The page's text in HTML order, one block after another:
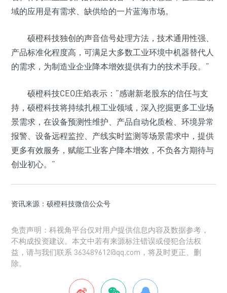
域的应用是有需求、缺供给的一片蓝海市场。
硕橙科技独创的声音信号处理方法，技术通用性强、
产品标准化程度高，可满足大多数工业环境中机器替代人
的需求，为制造业企业降本增效提供有力的技术手段。”
硕橙科技CEO庄焰表示：“感谢新老股东的信任与支
持，硕橙科技将持续扎根工业领域，深入挖掘更多工业场
景需求，在设备预测性维护、产品自动化质检、环境异常
报警、设备远程监控、产线实时监测等场景需求中，提供
更多有效服务，赋能工业客户降本增效，不负各方期待与
创业初心。”
资讯来源：硕橙科技微信公众号
免责声明：科视角平台仅对用户提供信息内容及数据参考，
不构成投资建议。本文中若有来源标注错误或侵犯合法权
益，请与我们联系 363489612@qq.com，将及时更正、删
除。